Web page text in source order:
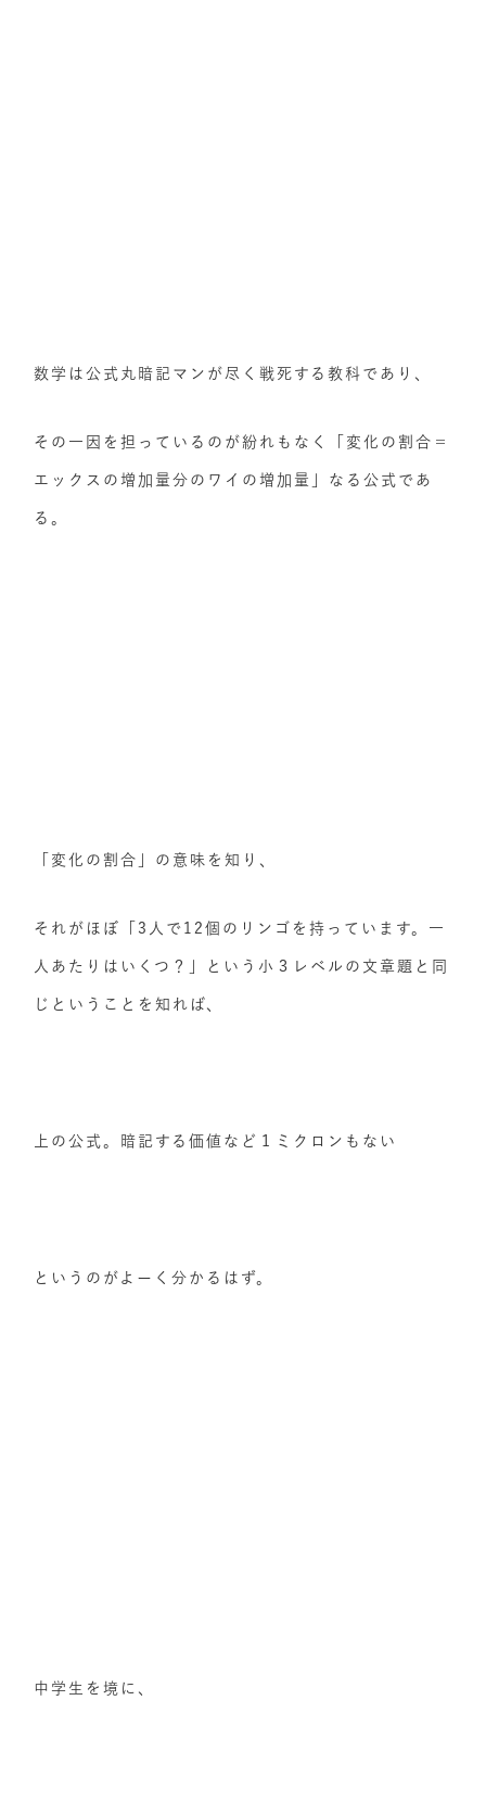
数学は公式丸暗記マンが尽く戦死する教科であり、
その一因を担っているのが紛れもなく「変化の割合＝
エックスの増加量分のワイの増加量」なる公式であ
る。
「変化の割合」の意味を知り、
それがほぼ「3人で12個のリンゴを持っています。一
人あたりはいくつ？」という小３レベルの文章題と同
じということを知れば、
上の公式。暗記する価値など１ミクロンもない
というのがよーく分かるはず。
中学生を境に、